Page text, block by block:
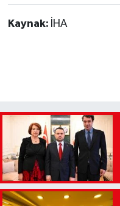
Kaynak: İHA